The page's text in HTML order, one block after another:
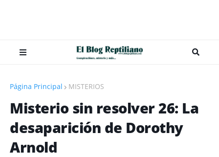
Página Principal MISTERIOS
Misterio sin resolver 26: La
desaparición de Dorothy
Arnold